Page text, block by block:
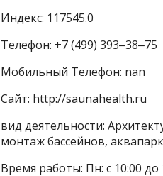
Индекс: 117545.0
Телефон: +7 (499) 393‒38‒75
Мобильный Телефон: nan
Сайт: http://saunahealth.ru
вид деятельности:
монтаж бассейнов,
Время работы: Пн: с 10:00 до